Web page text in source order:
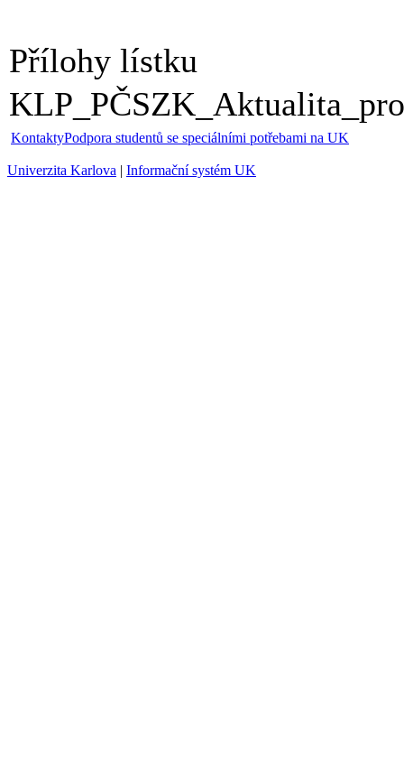
Přílohy lístku
KontaktyPodpora studentů se speciálními potřebami na UK
Univerzita Karlova | Informační systém UK